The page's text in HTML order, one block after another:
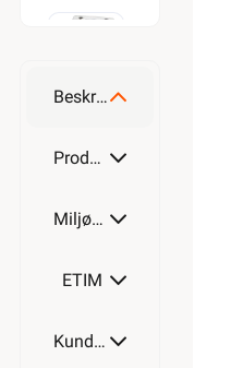
Beskrivelse
Produktdetaljer
Miljøparametere
ETIM
Kundeomtale